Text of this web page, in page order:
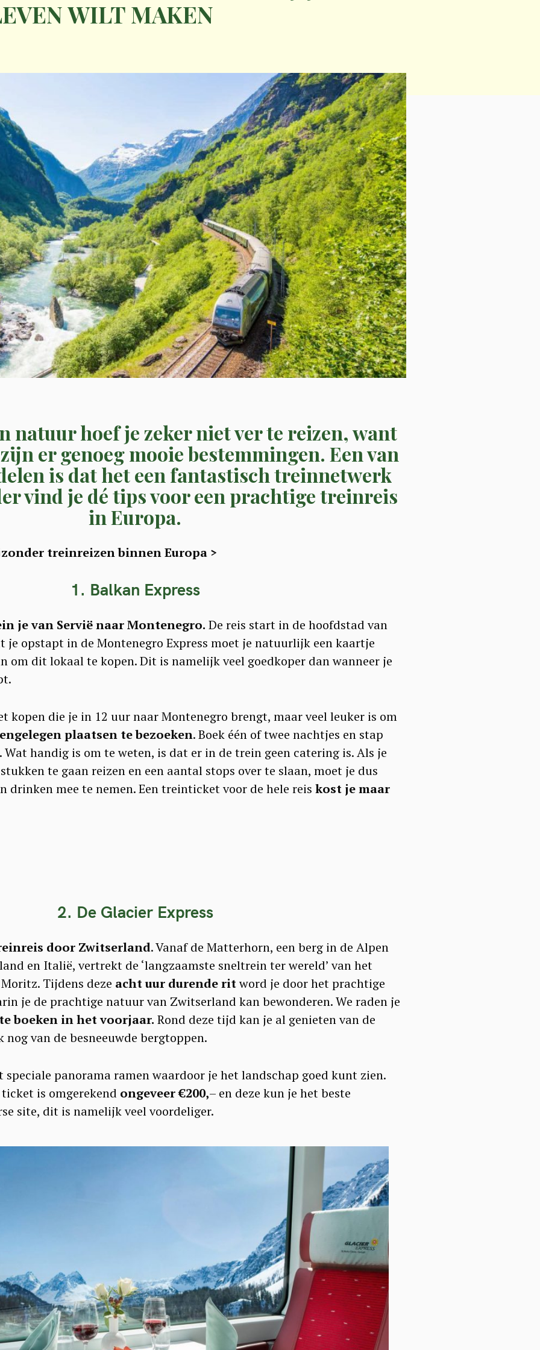
WILT MAKEN
natuur hoef je zeker niet ver te reizen, want
er genoeg mooie bestemmingen. Een van
is dat het een fantastisch treinnetwerk
vind je dé tips voor een prachtige treinreis
in Europa.
treinreizen binnen Europa >
1. Balkan Express
je van Servië naar Montenegro. De reis start in de hoofdstad van
je opstapt in de Montenegro Express moet je natuurlijk een kaartje
om dit lokaal te kopen. Dit is namelijk veel goedkoper dan wanneer je
kopen die je in 12 uur naar Montenegro brengt, maar veel leuker is om
plaatsen te bezoeken. Boek één of twee nachtjes en stap
handig is om te weten, is dat er in de trein geen catering is. Als je
te gaan reizen en een aantal stops over te slaan, moet je dus
drinken mee te nemen. Een treinticket voor de hele reis kost je maar
2. De Glacier Express
door Zwitserland. Vanaf de Matterhorn, een berg in de Alpen
en Italië, vertrekt de ‘langzaamste sneltrein ter wereld’ van het
Tijdens deze acht uur durende ritword je door het prachtige
je de prachtige natuur van Zwitserland kan bewonderen. We raden je
boeken in het voorjaar. Rond deze tijd kan je al genieten van de
van de besneeuwde bergtoppen.
panorama ramen waardoor je het landschap goed kunt zien.
is omgerekend ongeveer €200,– en deze kun je het beste
site, dit is namelijk veel voordeliger.
Press Esc to cancel.